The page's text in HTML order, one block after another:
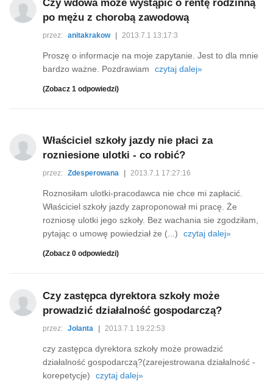
Czy wdowa może wystąpić o rentę rodzinną
po mężu z chorobą zawodową
przez: anitakrakow 2013.7.1 13:17:3
Proszę o informacje na moje zapytanie. Jest to dla mnie
bardzo ważne. Pozdrawiam
czytaj dalej»
(Zobacz 1 odpowiedzi)
Właściciel szkoły jazdy nie płaci za
rozniesione ulotki - co robić?
przez: Zdesperowana 2013.7.1 17:27:16
Roznosiłam ulotki-pracodawca nie chce mi zapłacić.
Właściciel szkoły jazdy zaproponował mi pracę. Że
rozniosę ulotki jego szkoły. Bez wachania sie zgodziłam,
pytając o umowę powiedział że (...)
czytaj dalej»
(Zobacz 0 odpowiedzi)
Czy zastępca dyrektora szkoły może
prowadzić działalność gospodarczą?
przez: Jolanta 2013.7.1 19:22:53
czy zastępca dyrektora szkoły może prowadzić
działalność gospodarczą?(zarejestrowana działalność -
korepetycje)
czytaj dalej»